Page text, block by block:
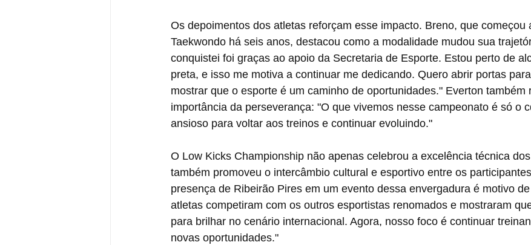
Os depoimentos dos atletas reforçam esse impacto. Breno, que começou
Taekwondo há seis anos, destacou como a modalidade mudou sua
conquistei foi graças ao apoio da Secretaria de Esporte. Estou perto de
preta, e isso me motiva a continuar me dedicando. Quero abrir portas
mostrar que o esporte é um caminho de oportunidades." Everton também
importância da perseverança: "O que vivemos nesse campeonato é só o
ansioso para voltar aos treinos e continuar evoluindo."
O Low Kicks Championship não apenas celebrou a excelência técnica
também promoveu o intercâmbio cultural e esportivo entre os
presença de Ribeirão Pires em um evento dessa envergadura é motivo
atletas competiram com os outros esportistas renomados e mostraram
para brilhar no cenário internacional. Agora, nosso foco é continuar
novas oportunidades."